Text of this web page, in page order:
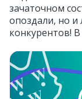
зачаточном
опоздали, но и
конкурентов!